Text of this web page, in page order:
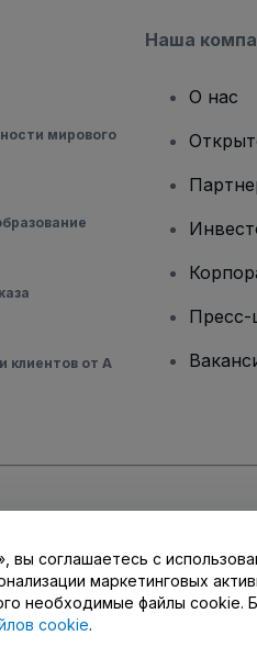
мирового
клиентов от А
Наша
О нас
Пресс-
третьим лицам/Ваши
вы соглашаетесь с
маркетинговых
необходимые файлы
cookie.